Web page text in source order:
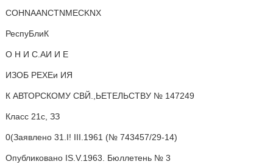
COHNAANCTNMECKNX
РеспуБлиК
О H И С.АИ И Е
ИЗОБ РЕХЕи ИЯ
К АВТОРСКОМУ СВЙ.,ЬЕТЕЛЬСТВУ № 147249
Класс 21с, ЗЗ
0(Заявлено 31.I! III.1961 (№ 743457/29-14)
Опубликовано IS.V.1963. Бюллетень № 3